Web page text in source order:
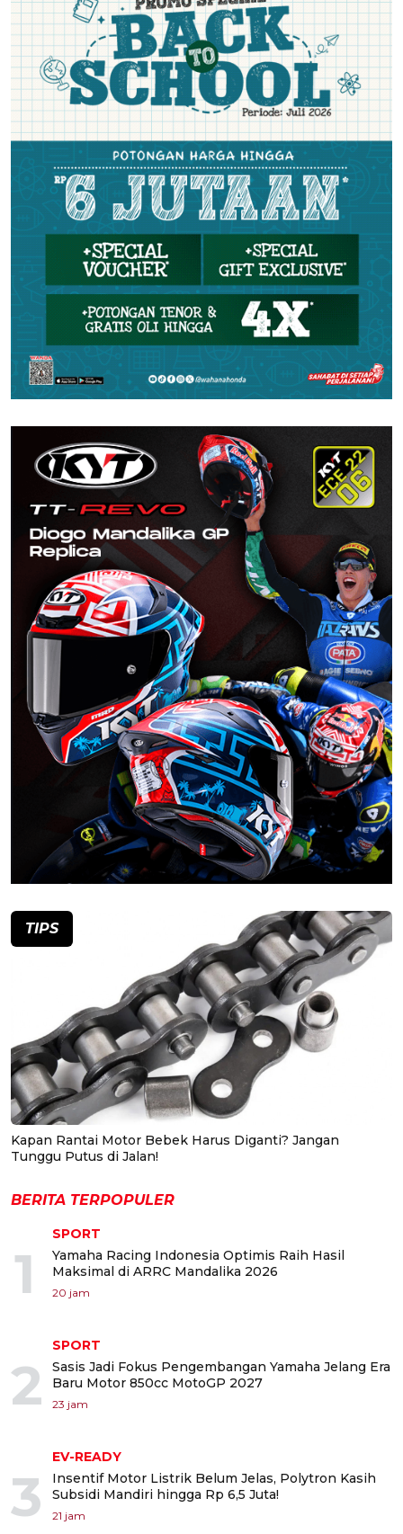
TIPS
Kapan Rantai Motor Bebek Harus Diganti? Jangan
Tunggu Putus di Jalan!
BERITA TERPOPULER
1
SPORT
Yamaha Racing Indonesia Optimis Raih Hasil
Maksimal di ARRC Mandalika 2026
20 jam
2
SPORT
Sasis Jadi Fokus Pengembangan Yamaha Jelang Era
Baru Motor 850cc MotoGP 2027
23 jam
3
EV-READY
Insentif Motor Listrik Belum Jelas, Polytron Kasih
Subsidi Mandiri hingga Rp 6,5 Juta!
21 jam